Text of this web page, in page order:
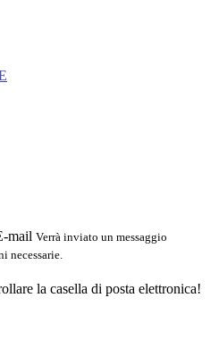
mail Verrà inviato un messaggio
necessarie.
la casella di posta elettronica!